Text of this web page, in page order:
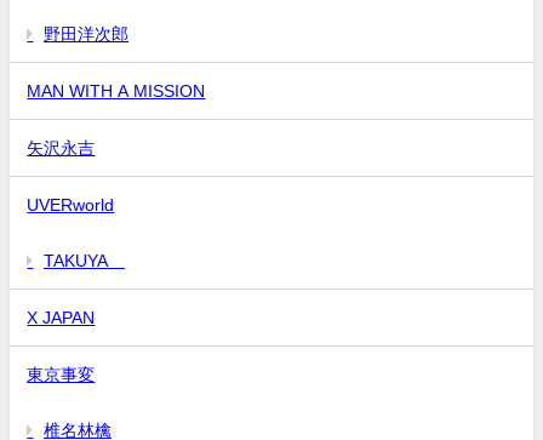
野田洋次郎
MAN WITH A MISSION
矢沢永吉
UVERworld
TAKUYA∞
X JAPAN
東京事変
椎名林檎